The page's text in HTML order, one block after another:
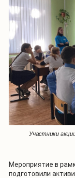
Участники
Мероприятие в
подготовили